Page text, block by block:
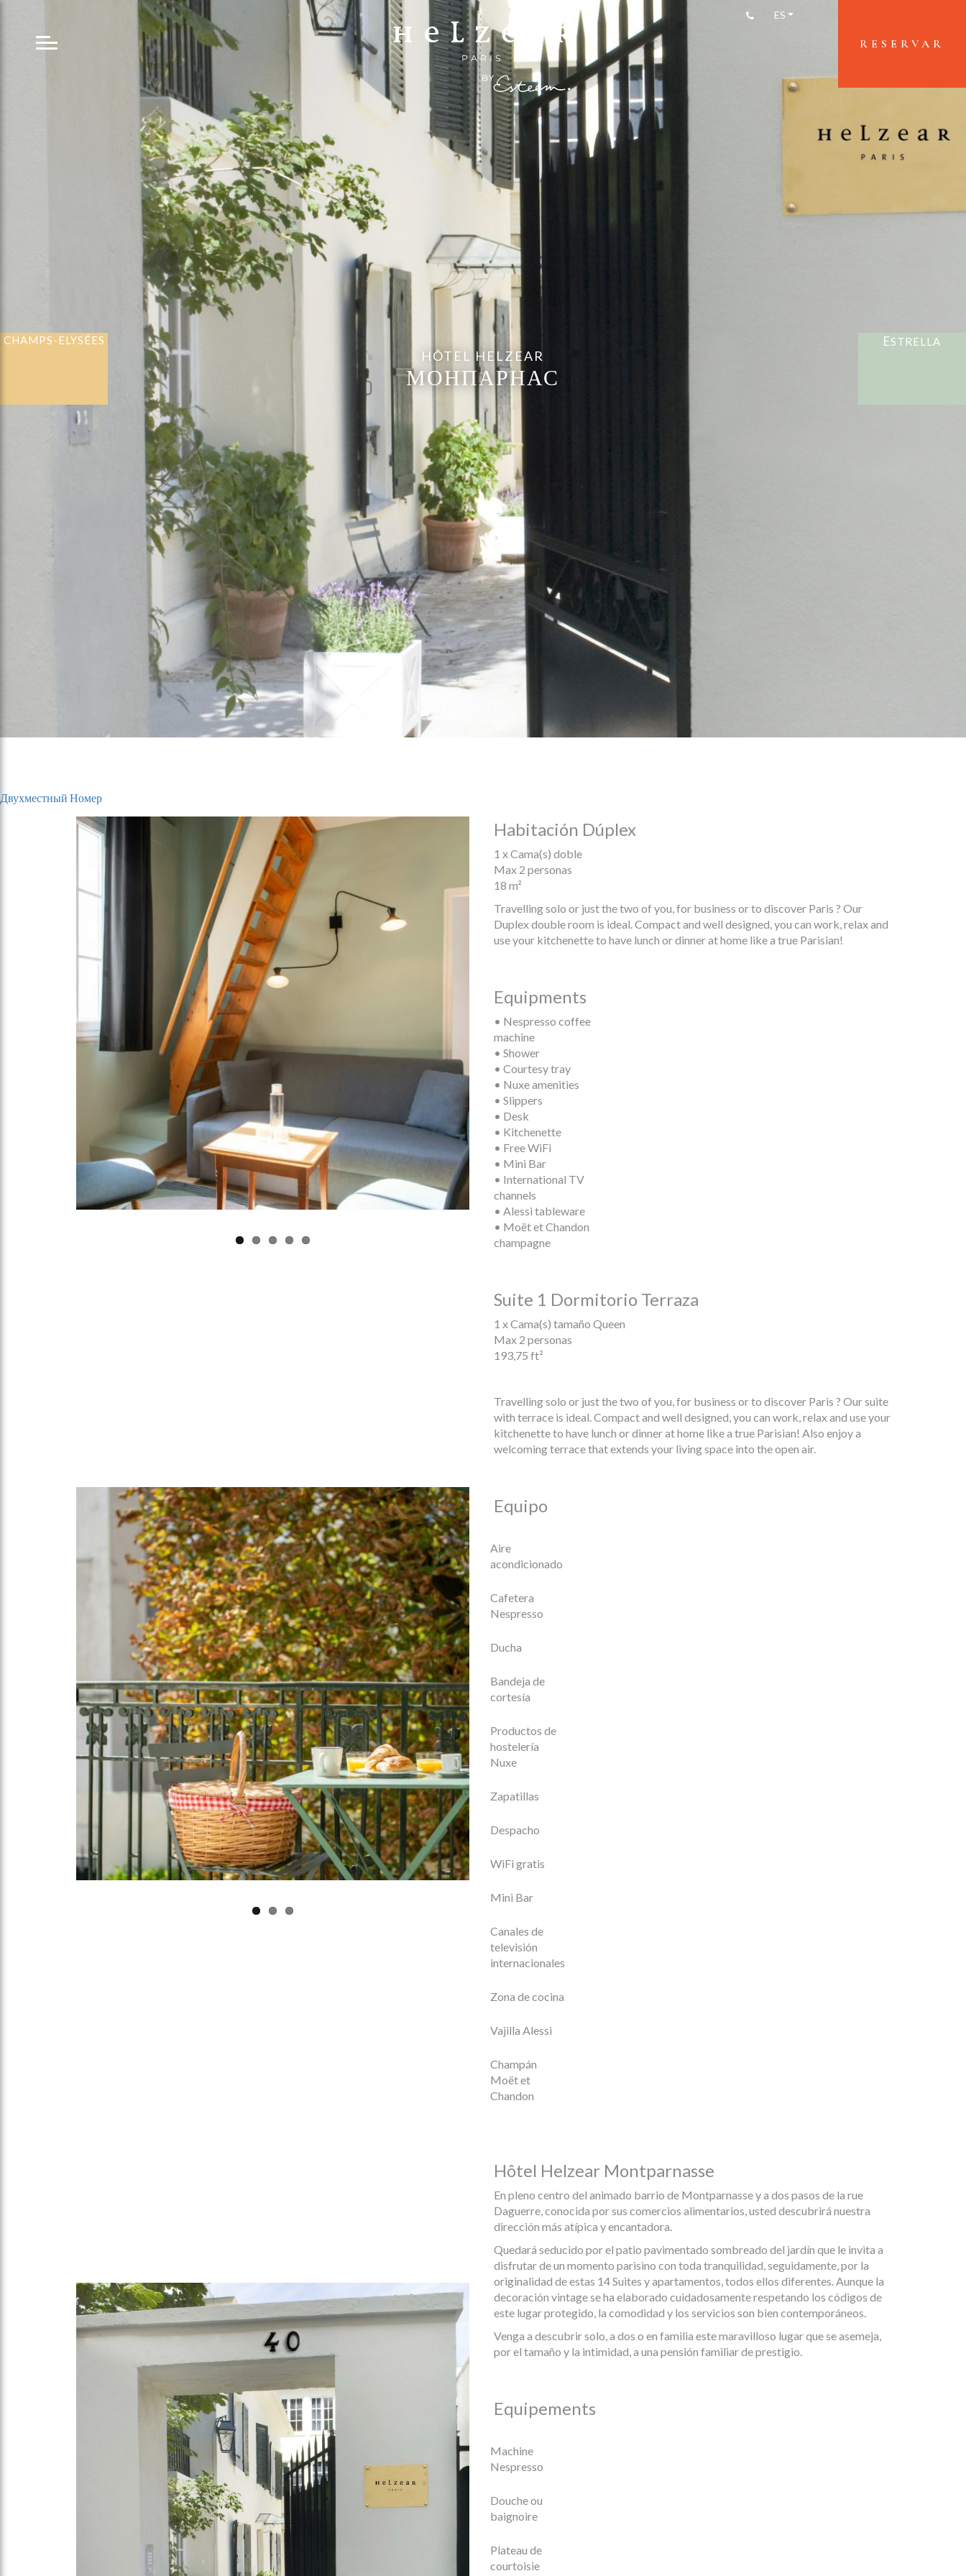
RESERVAR
ES
+33(0)1 45 26 11 06
HÔTEL HELZEAR
МОНПАРНАС
CHAMPS-ELYSÉES ESTRELLA
Двухместный Номер
Habitación Dúplex
1 x Cama(s) doble
Max 2 personas
18 m²
Travelling solo or just the two of you, for business or to discover Paris ? Our
Duplex double room is ideal. Compact and well designed, you can work, relax and
use your kitchenette to have lunch or dinner at home like a true Parisian!
Equipments
• Nespresso coffee
machine
• Shower
• Courtesy tray
• Nuxe amenities
• Slippers
• Desk
• Kitchenette
• Free WiFi
• Mini Bar
• International TV
channels
• Alessi tableware
• Moët et Chandon
champagne
Suite 1 Dormitorio Terraza
1 x Cama(s) tamaño Queen
Max 2 personas
193,75 ft²
Travelling solo or just the two of you, for business or to discover Paris ? Our suite
with terrace is ideal. Compact and well designed, you can work, relax and use your
kitchenette to have lunch or dinner at home like a true Parisian! Also enjoy a
welcoming terrace that extends your living space into the open air.
Equipo
Aire
acondicionado
Cafetera
Nespresso
Ducha
Bandeja de
cortesía
Productos de
hostelería
Nuxe
Zapatillas
Despacho
WiFi gratis
Mini Bar
Canales de
televisión
internacionales
Zona de cocina
Vajilla Alessi
Champán
Moët et
Chandon
Hôtel Helzear Montparnasse
En pleno centro del animado barrio de Montparnasse y a dos pasos de la rue
Daguerre, conocida por sus comercios alimentarios, usted descubrirá nuestra
dirección más atípica y encantadora.
Quedará seducido por el patio pavimentado sombreado del jardín que le invita a
disfrutar de un momento parisino con toda tranquilidad, seguidamente, por la
originalidad de estas 14 Suites y apartamentos, todos ellos diferentes. Aunque la
decoración vintage se ha elaborado cuidadosamente respetando los códigos de
este lugar protegido, la comodidad y los servicios son bien contemporáneos.
Venga a descubrir solo, a dos o en familia este maravilloso lugar que se asemeja,
por el tamaño y la intimidad, a una pensión familiar de prestigio.
Equipements
Machine
Nespresso
Douche ou
baignoire
Plateau de
courtoisie